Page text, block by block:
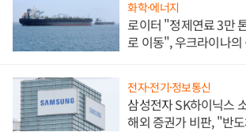
화학·에너지
로이터 "정제연료 3만
로 이동", 우크라이나의
전자·전기·정보통신
삼성전자 SK하이닉스
해외 증권가 비판, "반